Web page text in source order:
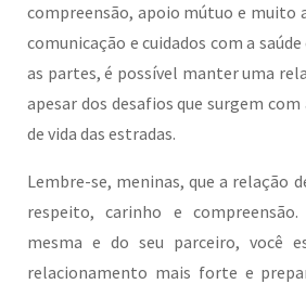
compreensão, apoio mútuo e muito
comunicação e cuidados com a
as partes, é possível manter uma
apesar dos desafios que surgem
de vida das estradas.
Lembre-se, meninas, que a relação
respeito, carinho e
mesma e do seu parceiro, você
relacionamento mais forte e